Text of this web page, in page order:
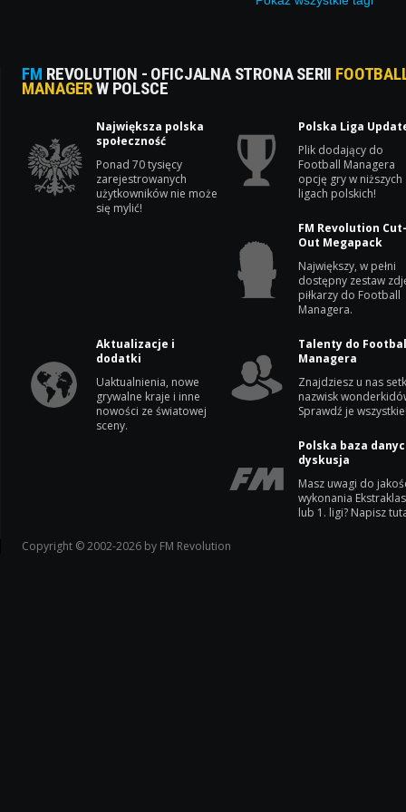
FM REVOLUTION - OFICJALNA STRONA SERII
MANAGERW POLSCE
Największa polska
społeczność
Ponad 70 tysięcy
zarejestrowanych
użytkowników nie może
się mylić!
Polska Liga
Plik dodający do
Football Managera
opcję gry w niższych
ligach polskich!
FM Revolution
Out Megapack
Największy, w pełni
dostępny zestaw
piłkarzy do Football
Managera.
Aktualizacje i
dodatki
Uaktualnienia, nowe
grywalne kraje i inne
nowości ze światowej
sceny.
Talenty do
Managera
Znajdziesz u nas
nazwisk
Sprawdź je
Polska baza
dyskusja
Masz uwagi do
wykonania
lub 1. ligi? Napisz
Copyright © 2002-2026 by FM Revolution